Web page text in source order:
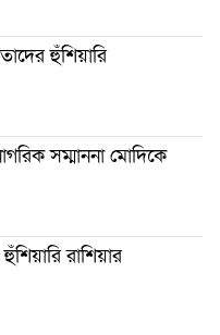
হুঁশিয়ারি
সম্মাননা মোদিকে
রাশিয়ার